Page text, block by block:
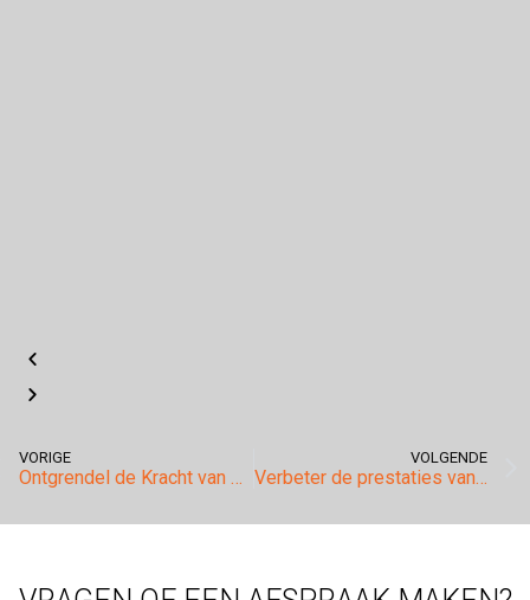
VORIGE
Ontgrendel de Kracht van Jouw Alfa Romeo met Professionele Tuning
VOLGENDE
Verbeter de prestaties van je Range Rover met chiptuning